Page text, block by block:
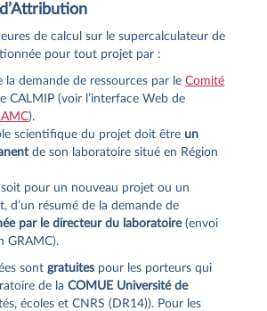
de calcul sur le supercalculateur de
pour tout projet par :
la demande de ressources par leComité
CALMIP (voir l’interface Web de
).
scientifique du projet doit être un
de son laboratoire situé en Région
soit pour un nouveau projet ou un
d’un résumé de la demande de
par le directeur du laboratoire(envoi
GRAMC).
sontgratuites pour les porteurs qui
de laCOMUE Université de
écoles et CNRS (DR14)). Pour les